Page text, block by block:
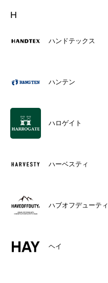
H
ハンドテックス
ハンテン
ハロゲイト
ハーベスティ
ハブオフデューティ
ヘイ